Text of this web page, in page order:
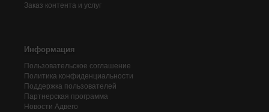
Заказ контента и услуг
Информация
Пользовательское соглашение
Политика конфиденциальности
Поддержка пользователей
Партнерская программа
Новости Адвего